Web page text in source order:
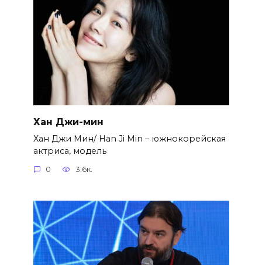
Хан Джи-мин
Хан Джи Мин/ Han Ji Min – южнокорейская
актриса, модель
0 3.6к.